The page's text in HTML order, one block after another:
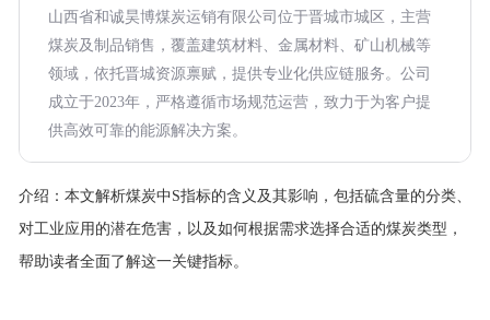
山西省和诚昊博煤炭运销有限公司位于晋城市城区，主营
煤炭及制品销售，覆盖建筑材料、金属材料、矿山机械等
领域，依托晋城资源禀赋，提供专业化供应链服务。公司
成立于2023年，严格遵循市场规范运营，致力于为客户提
供高效可靠的能源解决方案。
介绍： 本文解析煤炭中S指标的含义及其影响，包括硫含量的分类、
对工业应用的潜在危害，以及如何根据需求选择合适的煤炭类型，
帮助读者全面了解这一关键指标。